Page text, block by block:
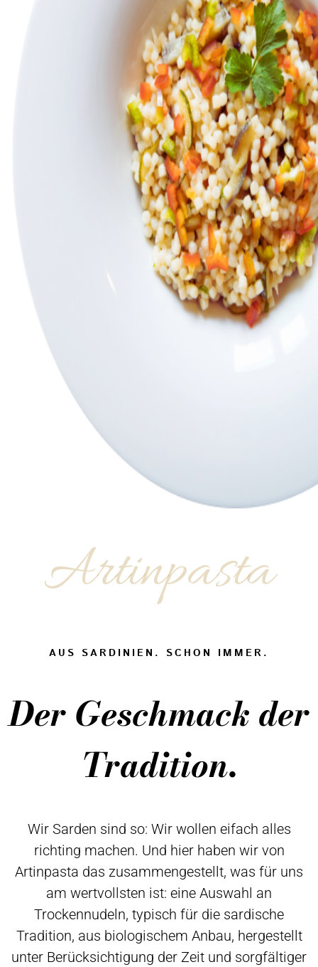
Artinpasta
AUS SARDINIEN. SCHON IMMER.
Der Geschmack der
Tradition.
Wir Sarden sind so: Wir wollen eifach alles
richting machen. Und hier haben wir von
Artinpasta das zusammengestellt, was für uns
am wertvollsten ist: eine Auswahl an
Trockennudeln, typisch für die sardische
Tradition, aus biologischem Anbau, hergestellt
unter Berücksichtigung der Zeit und sorgfältiger